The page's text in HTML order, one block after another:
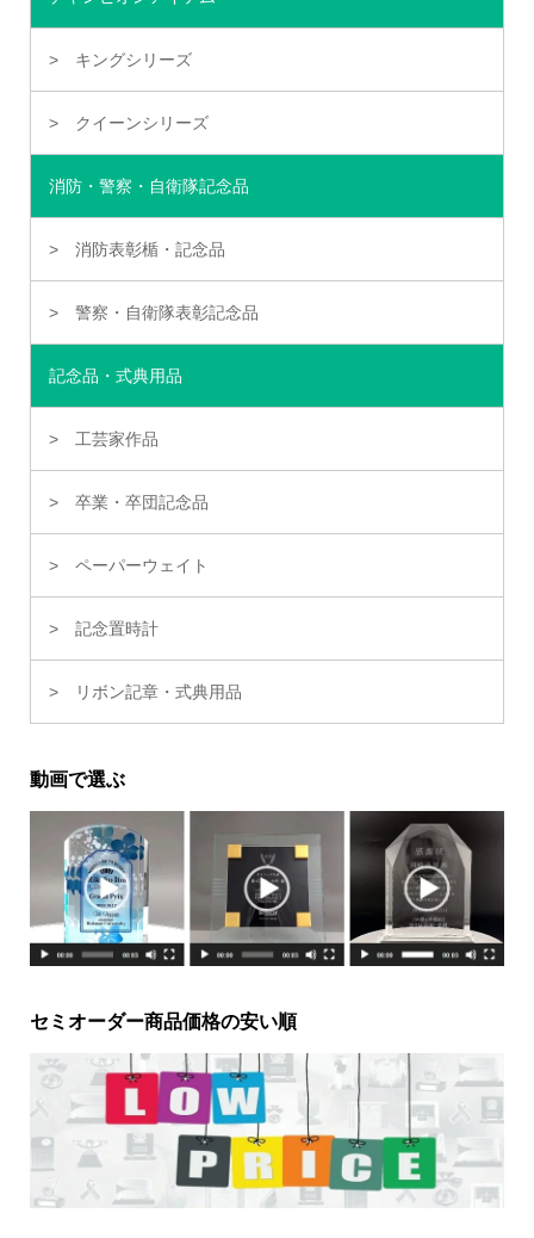
キングシリーズ
クイーンシリーズ
消防・警察・自衛隊記念品
消防表彰楯・記念品
警察・自衛隊表彰記念品
記念品・式典用品
工芸家作品
卒業・卒団記念品
ペーパーウェイト
記念置時計
リボン記章・式典用品
動画で選ぶ
セミオーダー商品価格の安い順